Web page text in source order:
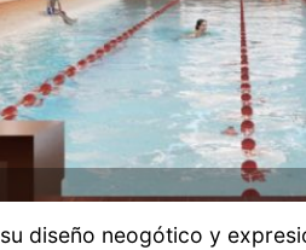
diseño neogótico y